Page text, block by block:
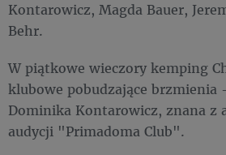
Kontarowicz, Magda Bauer,
Behr.
W piątkowe wieczory kemping
klubowe pobudzające brzmienia
Dominika Kontarowicz, znana z
audycji "Primadoma Club".